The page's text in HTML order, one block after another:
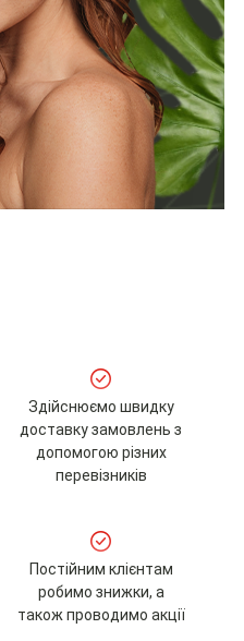
Здійснюємо швидку
доставку замовлень з
допомогою різних
перевізників
Постійним клієнтам
робимо знижки, а
також проводимо акції